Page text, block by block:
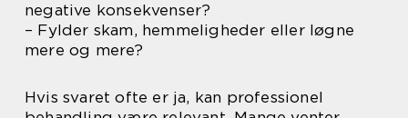
negative konsekvenser?
– Fylder skam, hemmeligheder eller løgne
mere og mere?
Hvis svaret ofte er ja, kan professionel